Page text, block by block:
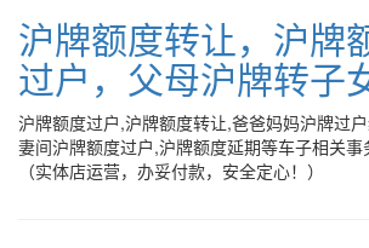
沪牌额度转让，沪牌
过户，父母沪牌转子
沪牌额度过户,沪牌额度转让,爸爸妈妈沪牌过
妻间沪牌额度过户,沪牌额度延期等车子相关
（实体店运营，办妥付款，安全定心！）